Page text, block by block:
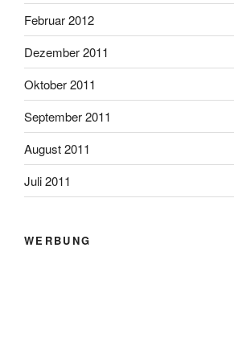
Februar 2012
Dezember 2011
Oktober 2011
September 2011
August 2011
Juli 2011
WERBUNG